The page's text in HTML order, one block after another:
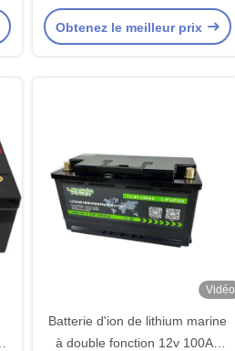
lithium de 100ah 24V
Obtenez le meilleur prix
Vidéo
Batterie d'ion de lithium marine
à double fonction 12v 100Ah